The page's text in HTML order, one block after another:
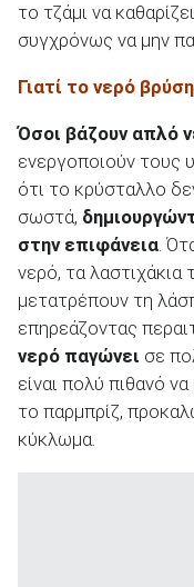
το τζάμι να
συγχρόνως να μην
Γιατί το νερό
Όσοι βάζουν απλό
ενεργοποιούν τους
ότι το κρύσταλλο
σωστά,
στην επιφάνεια .
νερό, τα
μετατρέπουν τη
επηρεάζοντας
νερό παγώνει σε
είναι πολύ πιθανό
το παρμπρίζ,
κύκλωμα.